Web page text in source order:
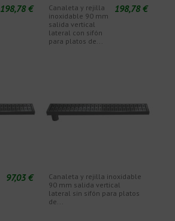
198,78 €
Canaleta y rejilla
inoxidable 90 mm
salida vertical
lateral con sifón
para platos de...
198,78 €
97,03 €
Canaleta y rejilla inoxidable
90 mm salida vertical
lateral sin sifón para platos
de...